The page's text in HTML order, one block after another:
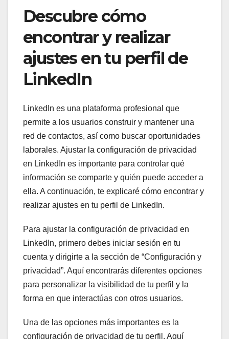
Descubre cómo
encontrar y realizar
ajustes en tu perfil de
LinkedIn
LinkedIn es una plataforma profesional que
permite a los usuarios construir y mantener una
red de contactos, así como buscar oportunidades
laborales. Ajustar la configuración de privacidad
en LinkedIn es importante para controlar qué
información se comparte y quién puede acceder a
ella. A continuación, te explicaré cómo encontrar y
realizar ajustes en tu perfil de LinkedIn.
Para ajustar la configuración de privacidad en
LinkedIn, primero debes iniciar sesión en tu
cuenta y dirigirte a la sección de “Configuración y
privacidad”. Aquí encontrarás diferentes opciones
para personalizar la visibilidad de tu perfil y la
forma en que interactúas con otros usuarios.
Una de las opciones más importantes es la
configuración de privacidad de tu perfil. Aquí